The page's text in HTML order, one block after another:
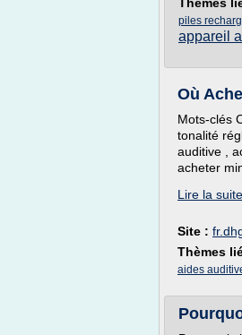
piles
appareil
Où
Mots-clés
tonalité
auditive ,
acheter
Lire la suite
Site :
Thèmes
aides